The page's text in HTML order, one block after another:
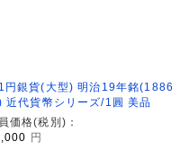
円銀貨(大型) 明治19年銘(1886
近代貨幣シリーズ/1圓 美品
価格(税別)：
円